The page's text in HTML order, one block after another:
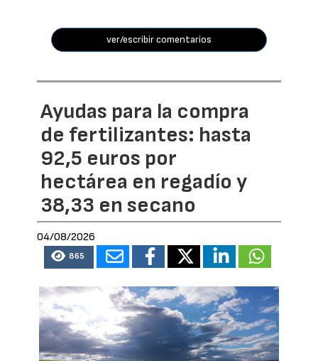
ver/escribir comentarios
Ayudas para la compra
de fertilizantes: hasta
92,5 euros por
hectárea en regadío y
38,33 en secano
04/08/2026
865